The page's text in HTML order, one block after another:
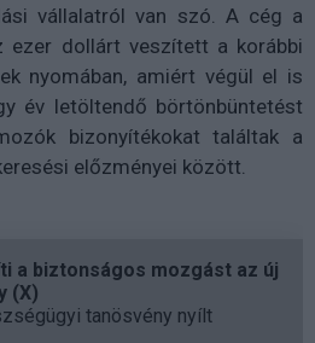
vállalatról van szó. A cég a
ezer dollárt veszített a korábbi
nyomában, amiért végül el is
év letöltendő börtönbüntetést
bizonyítékokat találtak a
előzményei között.
a biztonságos mozgást az új
(X)
tanösvény nyílt